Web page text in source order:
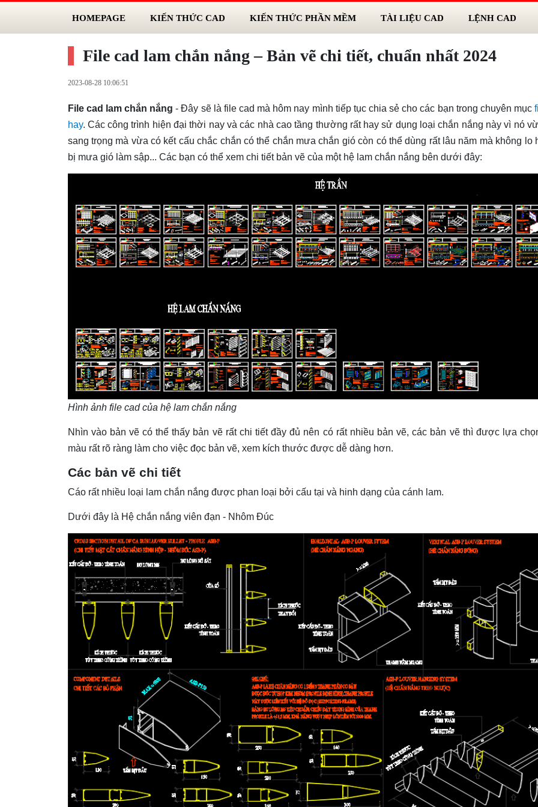
HOMEPAGE KIẾN THỨC CAD KIẾN THỨC PHẦN MỀM TÀI LIỆU CAD LỆNH CAD
File cad lam chắn nắng – Bản vẽ chi tiết, chuẩn nhất 2024
2023-08-28 10:06:51
File cad lam chắn nắng - Đây sẽ là file cad mà hôm nay mình tiếp tục chia sẻ cho các bạn trong chuyên mục
hay. Các công trình hiện đại thời nay và các nhà cao tầng thường rất hay sử dụng loại chắn nắng này vì nó
sang trọng mà vừa có kết cấu chắc chắn có thể chắn mưa chắn gió còn có thể dùng rất lâu năm mà không lo
bị mưa gió làm sập... Các bạn có thể xem chi tiết bản vẽ của một hệ lam chắn nắng bên dưới đây:
Hình ảnh file cad của hệ lam chắn nắng
Nhìn vào bản vẽ có thể thấy bản vẽ rất chi tiết đầy đủ nên có rất nhiều bản vẽ, các bản vẽ thì được lựa
màu rất rõ ràng làm cho việc đọc bản vẽ, xem kích thước được dễ dàng hơn.
Các bản vẽ chi tiết
Cáo rất nhiều loại lam chắn nắng được phan loại bởi cấu tại và hinh dạng của cánh lam.
Dưới đây là Hệ chắn nắng viên đạn - Nhôm Đúc